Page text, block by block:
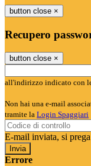
button close ×
Recupero
button close ×
all'indirizzo indicato con
Non hai una e-mail
tramite la Login Spaggiari
E-mail inviata, si
Errore